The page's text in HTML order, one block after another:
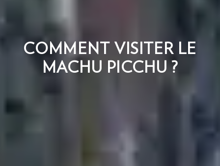
COMMENT VISITER LE
MACHU PICCHU ?